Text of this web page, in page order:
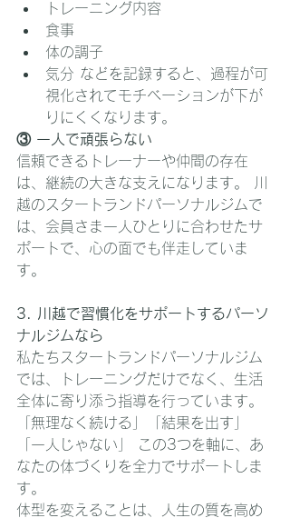
トレーニング内容
食事
体の調子
気分 などを記録すると、過程が可
視化されてモチベーションが下が
りにくくなります。
③ 一人で頑張らない
信頼できるトレーナーや仲間の存在
は、継続の大きな支えになります。 川
越のスタートランドパーソナルジムで
は、会員さま一人ひとりに合わせたサ
ポートで、心の面でも伴走していま
す。
3. 川越で習慣化をサポートするパーソ
ナルジムなら
私たちスタートランドパーソナルジム
では、トレーニングだけでなく、生活
全体に寄り添う指導を行っています。
「無理なく続ける」「結果を出す」
「一人じゃない」 この3つを軸に、あ
なたの体づくりを全力でサポートしま
す。
体型を変えることは、人生の質を高め